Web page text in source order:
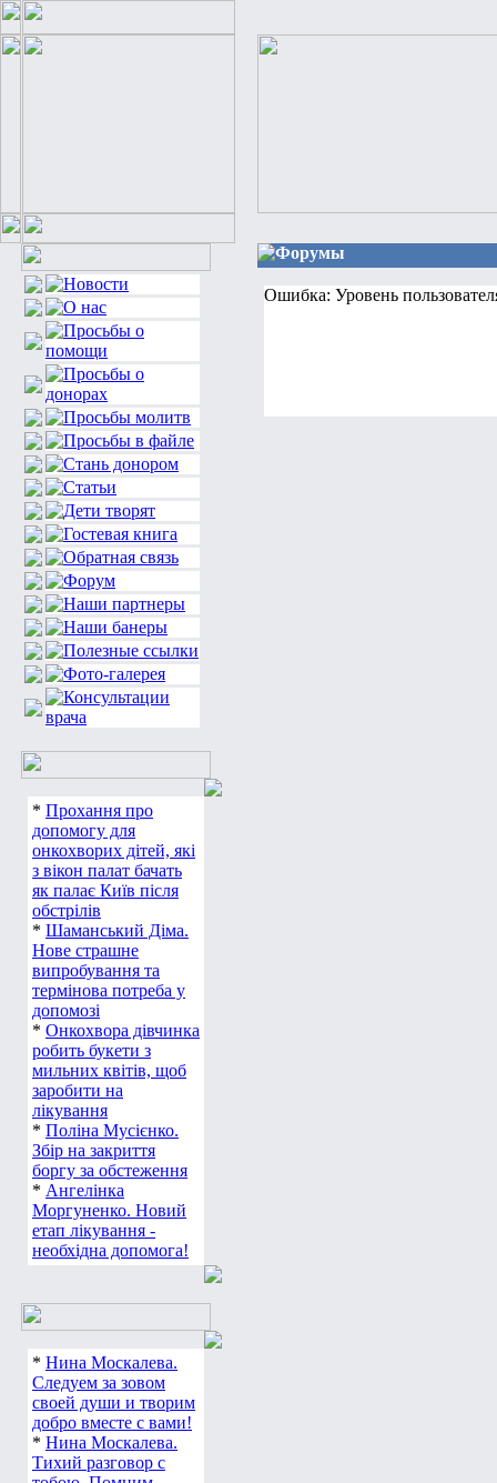
* Прохання про
допомогу для
онкохворих дітей, які
з вікон палат бачать
як палає Київ після
обстрілів
* Шаманський Діма.
Нове страшне
випробування та
термінова потреба у
допомозі
* Онкохвора дівчинка
робить букети з
мильних квітів, щоб
заробити на
лікування
* Поліна Мусієнко.
Збір на закриття
боргу за обстеження
* Ангелінка
Моргуненко. Новий
етап лікування -
необхідна допомога!
* Нина Москалева.
Следуем за зовом
своей души и творим
добро вместе с вами!
* Нина Москалева.
Тихий разговор с
Форумы
Ошибка: Уровень